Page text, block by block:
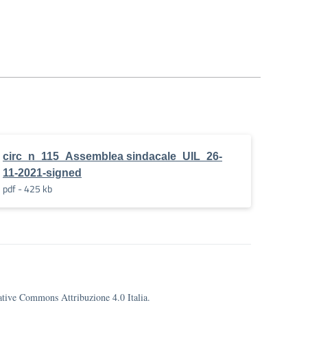
circ_n_115_Assemblea sindacale_UIL_26-
11-2021-signed
pdf - 425 kb
Commons Attribuzione 4.0 Italia.